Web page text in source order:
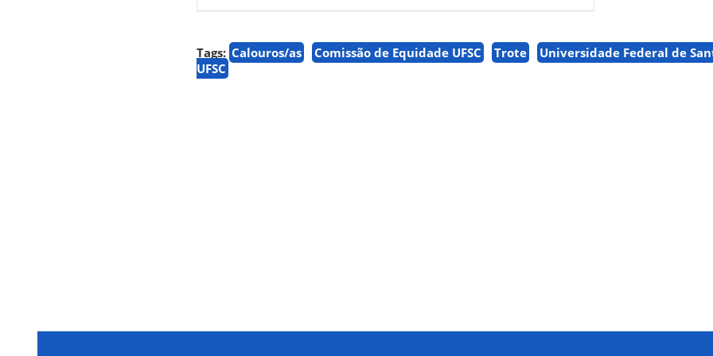
Tags: Calouros/as Comissão de Equidade UFSC Trote
Universidade Federal de
UFSC